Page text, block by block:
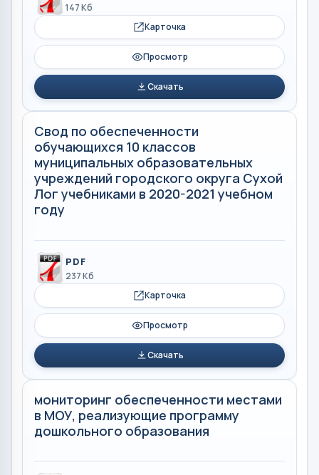
147 Кб
Карточка
Просмотр
Скачать
Свод по обеспеченности
обучающихся 10 классов
муниципальных образовательных
учреждений городского округа Сухой
Лог учебниками в 2020-2021 учебном
году
PDF
237 Кб
Карточка
Просмотр
Скачать
мониторинг обеспеченности местами
в МОУ, реализующие программу
дошкольного образования